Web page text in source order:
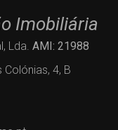
Imobiliária
Lda. AMI: 21988
4, B